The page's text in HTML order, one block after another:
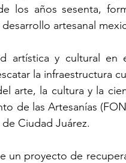
los años sesenta,
artesanal
artística y cultural en
la infraestructura
arte, la cultura y la
de las Artesanías
Ciudad Juárez.
un proyecto de